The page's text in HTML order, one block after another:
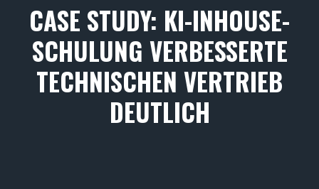
CASE STUDY: KI-INHOUSE-
SCHULUNG VERBESSERTE
TECHNISCHEN VERTRIEB
DEUTLICH